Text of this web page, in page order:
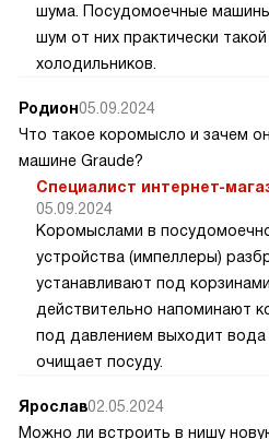
шума. Посудомоечные
шум от них практически
холодильников.
Родион05.09.2024
Что такое коромысло и зачем
машине Graude?
Специалист интернет-
05.09.2024
Коромыслами в
устройства (импеллеры)
устанавливают под
действительно напоминают
под давлением выходит вода
очищает посуду.
Ярослав02.05.2024
Можно ли встроить в нишу